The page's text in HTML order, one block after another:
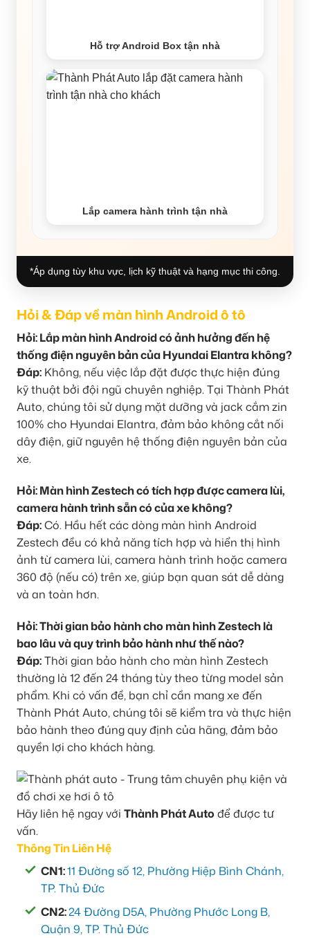
Hỗ trợ Android Box tận nhà
Lắp camera hành trình tận nhà
*Áp dụng tùy khu vực, lịch kỹ thuật và hạng mục thi công.
Hỏi & Đáp về màn hình Android ô tô
Hỏi: Lắp màn hình Android có ảnh hưởng đến hệ
thống điện nguyên bản của Hyundai Elantra không?
Đáp: Không, nếu việc lắp đặt được thực hiện đúng
kỹ thuật bởi đội ngũ chuyên nghiệp. Tại Thành Phát
Auto, chúng tôi sử dụng mặt dưỡng và jack cắm zin
100% cho Hyundai Elantra, đảm bảo không cắt nối
dây điện, giữ nguyên hệ thống điện nguyên bản của
xe.
Hỏi: Màn hình Zestech có tích hợp được camera lùi,
camera hành trình sẵn có của xe không?
Đáp:Có. Hầu hết các dòng màn hình Android
Zestech đều có khả năng tích hợp và hiển thị hình
ảnh từ camera lùi, camera hành trình hoặc camera
360 độ (nếu có) trên xe, giúp bạn quan sát dễ dàng
và an toàn hơn.
Hỏi: Thời gian bảo hành cho màn hình Zestech là
bao lâu và quy trình bảo hành như thế nào?
Đáp:Thời gian bảo hành cho màn hình Zestech
thường là 12 đến 24 tháng tùy theo từng model sản
phẩm. Khi có vấn đề, bạn chỉ cần mang xe đến
Thành Phát Auto, chúng tôi sẽ kiểm tra và thực hiện
bảo hành theo đúng quy định của hãng, đảm bảo
quyền lợi cho khách hàng.
Hãy liên hệ ngay với Thành Phát Auto để được tư
vấn.
Thông Tin Liên Hệ
CN1:11 Đường số 12, Phường Hiệp Bình Chánh,
TP. Thủ Đức
CN2:24 Đường D5A, Phường Phước Long B,
Quận 9, TP. Thủ Đức